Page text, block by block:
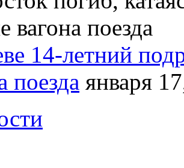
14-летний
поезда января